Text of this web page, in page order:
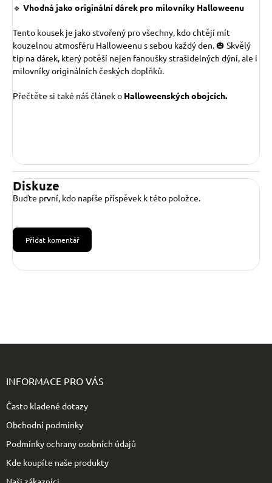
🔹 Vhodná jako originální dárek pro milovníky Halloweenu
Tento kousek je jako stvořený pro všechny, kdo chtějí mít
kouzelnou atmosféru Halloweenu s sebou každý den. 🎃 Skvělý
tip na dárek, který potěší nejen fanoušky strašidelných dýní, ale i
milovníky originálních českých doplňků.
Přečtěte si také náš článek o Halloweenských obojcích.
Diskuze
Buďte první, kdo napíše příspěvek k této položce.
Přidat komentář
INFORMACE PRO VÁS
Často kladené dotazy
Obchodní podmínky
Podmínky ochrany osobních údajů
Kde koupíte naše produkty